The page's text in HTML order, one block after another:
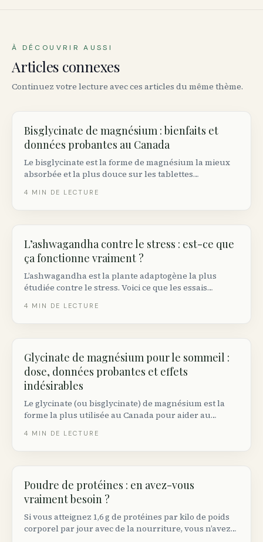
À DÉCOUVRIR AUSSI
Articles connexes
Continuez votre lecture avec ces articles du même thème.
Bisglycinate de magnésium : bienfaits et
données probantes au Canada
Le bisglycinate est la forme de magnésium la mieux
absorbée et la plus douce sur les tablettes
appropriée et le NPN à chercher sur l’étiquette.
4 MIN DE LECTURE
L’ashwagandha contre le stress : est-ce que
ça fonctionne vraiment ?
L’ashwagandha est la plante adaptogène la plus
étudiée contre le stress. Voici ce que les essais
et les précautions à connaître au Canada.
4 MIN DE LECTURE
Glycinate de magnésium pour le sommeil :
dose, données probantes et effets
indésirables
Le glycinate (ou bisglycinate) de magnésium est la
forme la plus utilisée au Canada pour aider au
cliniques, le moment idéal de prise et les précautions.
4 MIN DE LECTURE
Poudre de protéines : en avez-vous
vraiment besoin ?
Si vous atteignez 1,6 g de protéines par kilo de poids
corporel par jour avec de la nourriture, vous n’avez